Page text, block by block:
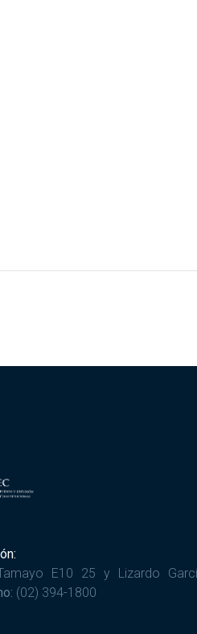
E10 25 y Lizardo
(02) 394-1800